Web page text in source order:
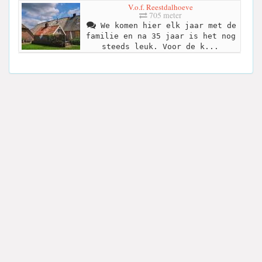
V.o.f. Reestdalhoeve
705 meter
We komen hier elk jaar met de
familie en na 35 jaar is het nog
steeds leuk. Voor de k...